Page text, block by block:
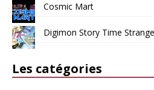
Cosmic Mart
Digimon Story Time
Les catégories